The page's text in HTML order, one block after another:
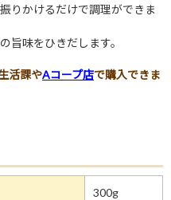
りかけるだけで調理ができま
旨味をひきだします。
活課やAコープ店で購入できま
300g